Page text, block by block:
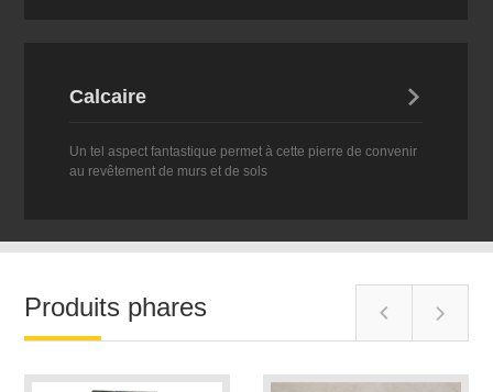
Calcaire 
Un tel aspect fantastique permet à cette pierre de convenir
au revêtement de murs et de sols
Produits phares